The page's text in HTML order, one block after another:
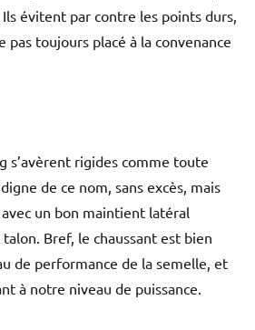
évitent par contre les points durs,
pas toujours placé à la convenance
s’avèrent rigides comme toute
de ce nom, sans excès, mais
un bon maintient latéral
Bref, le chaussant est bien
de performance de la semelle, et
à notre niveau de puissance.